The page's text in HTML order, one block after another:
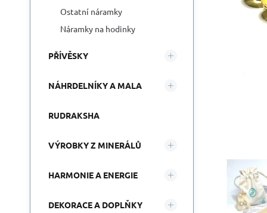
Ostatní náramky
Náramky na hodinky
PŘÍVĚSKY
NÁHRDELNÍKY A MALA
RUDRAKSHA
VÝROBKY Z MINERÁLŮ
HARMONIE A ENERGIE
DEKORACE A DOPLŇKY